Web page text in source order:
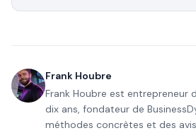
Frank Houbre
Frank Houbre est entrepreneur
dix ans, fondateur de
méthodes concrètes et des